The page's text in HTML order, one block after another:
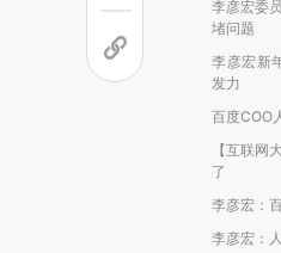
李彦宏委
堵问题
李彦宏新
发力
百度COO
【互联网
了
李彦宏：
李彦宏：